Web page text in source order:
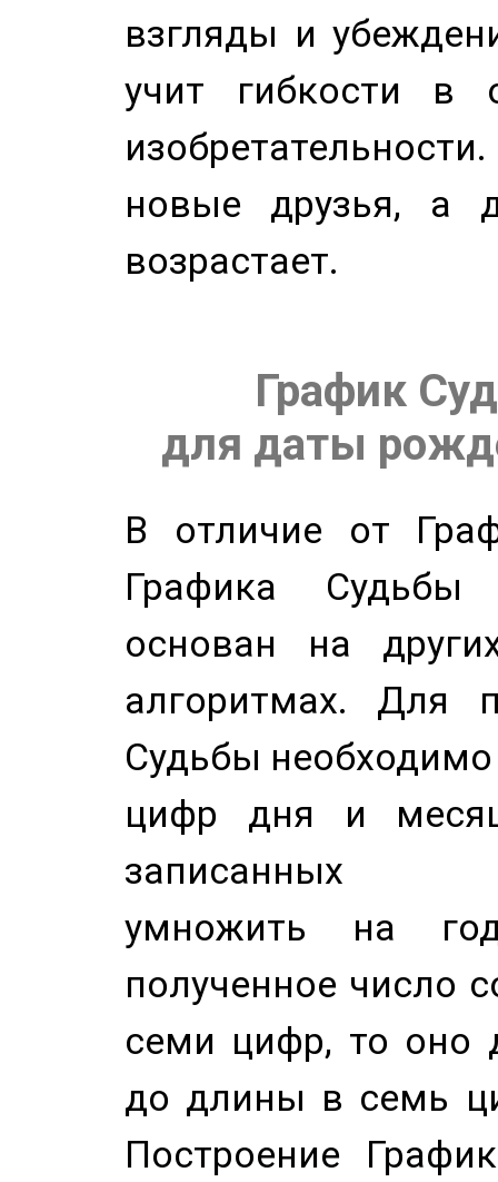
взгляды и
учит гибкости в
новые друзья, а
возрастает.
График
для даты
В отличие от
Графика
основан на
алгоритмах. Для
Судьбы
цифр дня и
записанных
умножить на
полученное число
семи цифр, то оно
до длины в семь
Построение